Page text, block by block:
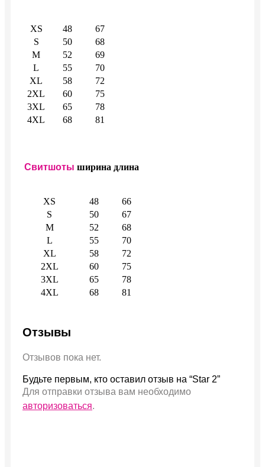
XS 48
67
S
50
68
M
52
69
L
55
70
XL
58
72
2XL
60
75
3XL
65
78
4XL
68 81
Свитшоты ширина длина
XS 48
66
S
50
67
M
52
68
L
55
70
XL
58
72
2XL
60
75
3XL
65
78
4XL
68 81
Отзывы
Отзывов пока нет.
Будьте первым, кто оставил отзыв на “Star 2”
Для отправки отзыва вам необходимо
авторизоваться.